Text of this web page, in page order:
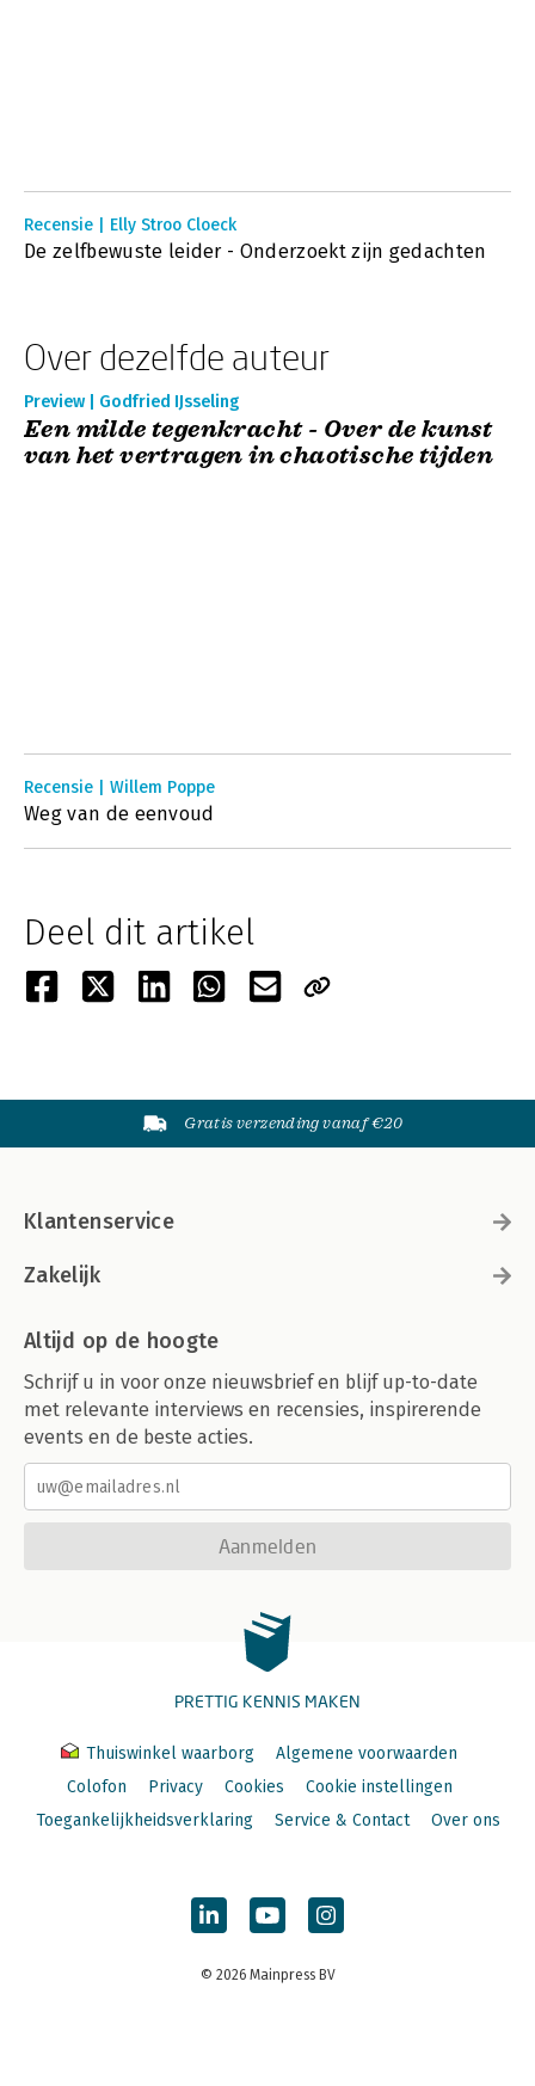
Recensie | Elly Stroo Cloeck
De zelfbewuste leider - Onderzoekt zijn gedachten
Over dezelfde auteur
Preview | Godfried IJsseling
Een milde tegenkracht - Over de kunst
van het vertragen in chaotische tijden
Recensie | Willem Poppe
Weg van de eenvoud
Deel dit artikel
Gratis verzending vanaf €20
Klantenservice
Zakelijk
Altijd op de hoogte
Schrijf u in voor onze nieuwsbrief en blijf up-to-date
met relevante interviews en recensies, inspirerende
events en de beste acties.
Aanmelden
PRETTIG KENNIS MAKEN
Thuiswinkel waarborg
Algemene voorwaarden
Colofon
Privacy Cookies
Cookie instellingen
Toegankelijkheidsverklaring
Service & Contact Over ons
© 2026 Mainpress BV